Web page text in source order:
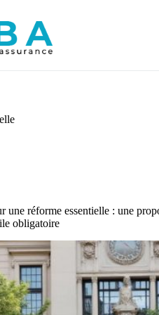
une réforme essentielle : une
obligatoire